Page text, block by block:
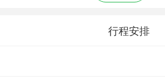
行程安排